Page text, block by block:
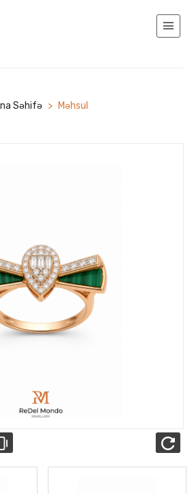
Səhifə > Məhsul